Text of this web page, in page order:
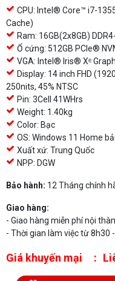
CPU: Intel® Core™ i7-
Cache)
Ram: 16GB(2x8GB)
Ổ cứng: 512GB PCIe®
VGA: Intel® Iris® Xᵉ
Display: 14 inch FHD
250nits, 45% NTSC
Pin: 3Cell 41WHrs
Weight: 1.40kg
Color: Bạc
OS: Windows 11 Home
Xuất xứ: Trung Quốc
NPP: DGW
Bảo hành: 12 Tháng chính
Giao hàng:
- Giao hàng miễn phí nội
- Thời gian làm việc từ 8h30
Giá khuyến mại